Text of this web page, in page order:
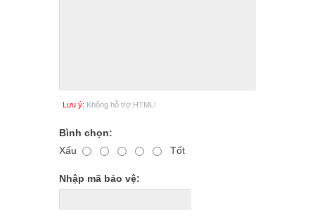
Lưu ý: Không hỗ trợ HTML!
Bình chọn:
Xấu
Tốt
Nhập mã bảo vệ: